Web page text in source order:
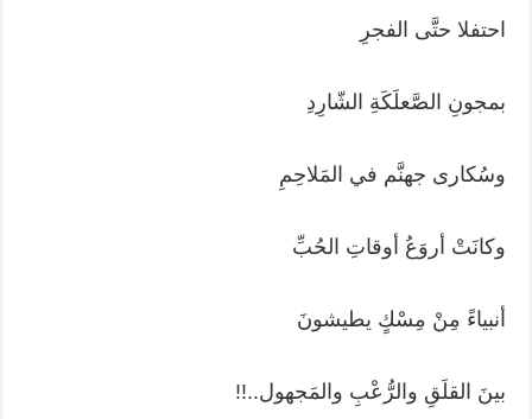
احتفلا حتَّى الفجرِ
بمجونِ الصَّعلَكَةِ الشّارِدِ
وسُكارى جهنَّم في المَلاحِمِ
وكانَتْ أروَعُ أوقاتِ الحُبِّ
أنبياءً مِنْ مِسْكٍ يطيشونَ
بينَ القلَقِ والرُّعْبِ والمَجهول..!!